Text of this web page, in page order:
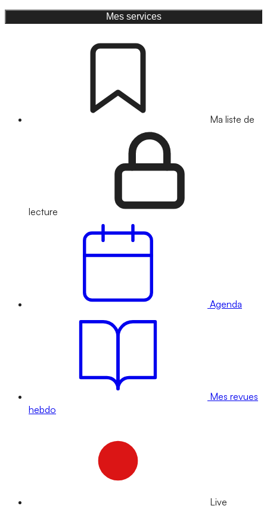
Mes services
Ma liste de
lecture
Agenda
Mes revues
hebdo
Live